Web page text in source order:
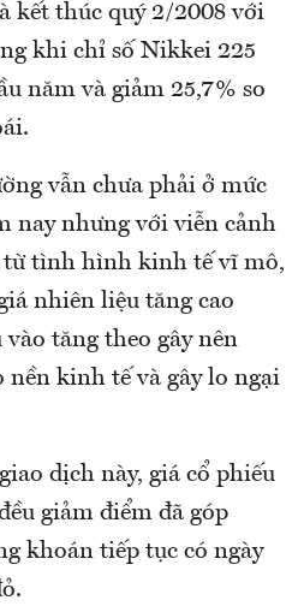
kết thúc quý 2/2008 với
khi chỉ số Nikkei 225
năm và giảm 25,7% so
vẫn chưa phải ở mức
nay nhưng với viễn cảnh
từ tình hình kinh tế vĩ mô,
nhiên liệu tăng cao
tăng theo gây nên
kinh tế và gây lo ngại
dịch này, giá cổ phiếu
giảm điểm đã góp
khoán tiếp tục có ngày